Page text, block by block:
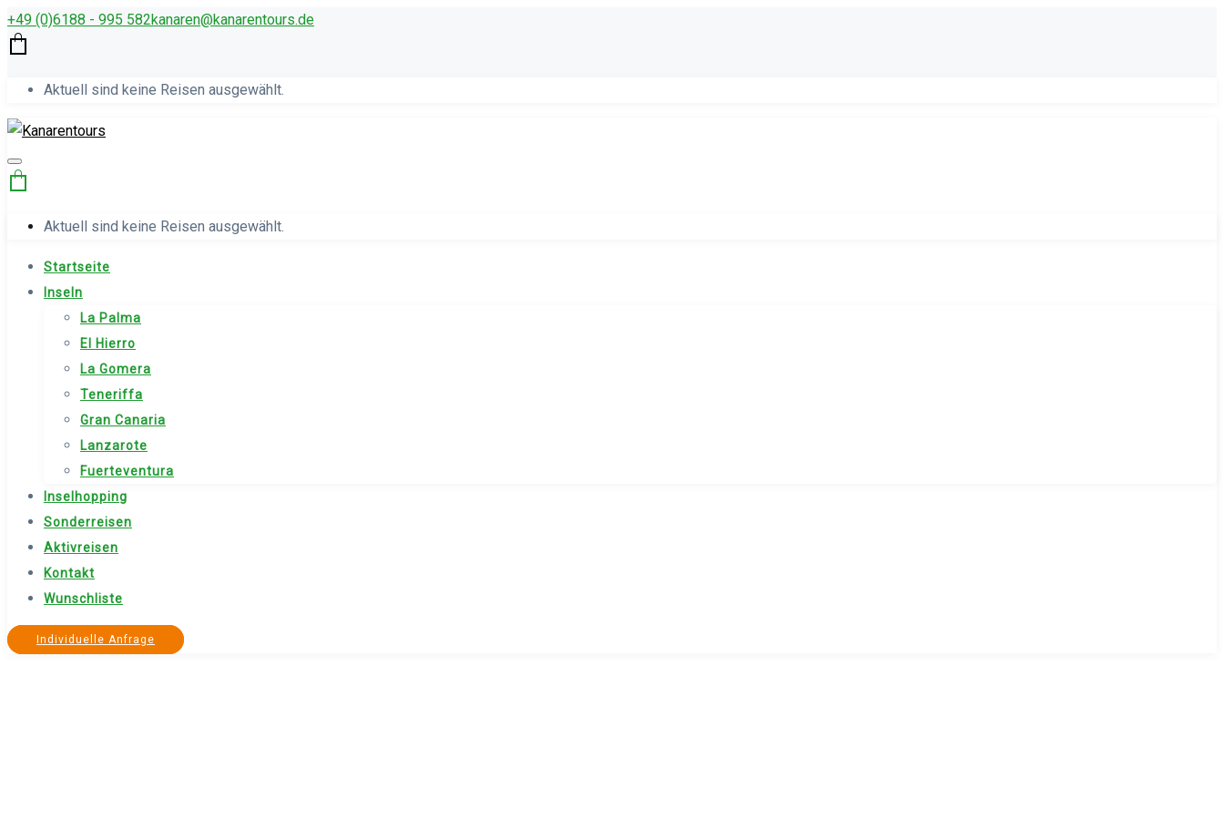
+49 (0)6188 - 995 582kana­ren@kanarentours.de
Aktuell sind keine Reisen ausgewählt.
Aktuell sind keine Reisen ausgewählt.
Startseite
Inseln
La Palma
El Hierro
La Gomera
Teneriffa
Gran Canaria
Lanzarote
Fuerteventura
Inselhopping
Sonderreisen
Aktivreisen
Kontakt
Wunschliste
Individuelle Anfrage